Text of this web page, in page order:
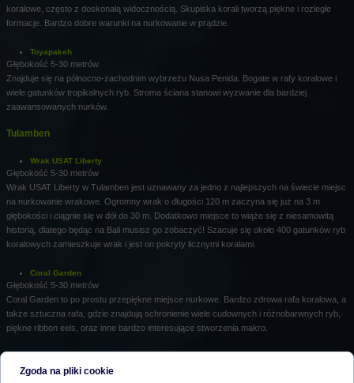
koralowe, często z doskonałą widocznością. Skupiska korali tworzą piękne i rozległe
formacje. Bardzo dobre warunki na nurkowanie w prądzie.
Toyapakeh
Głębokość 5-30 metrów
Znajduje się na północno-zachodnim wybrzeżu Nusa Penida. Bogate w rafy koralowe i
wiele gatunków tropikalnych ryb. Stroma ściana stanowi wyzwanie dla bardziej
zaawansowanych nurków.
Tulamben
Wrak USAT Liberty
Głębokość 5-30 metrów
Wrak USAT Liberty w Tulamben jest uznawany za jedno z najlepszych na świecie miejsc
na nurkowanie wrakowe. Ogromny wrak o długości 120 m zaczyna się już na 3 m
głębokości i ciągnie się w dół do 30 m. Dodatkowo miejsce to wiąże się z niesamowitą
historią, dlatego będąc na Bali musisz go zobaczyć! Szacuje się około 400 gatunków ryb
koralowych zamieszkuje wrak i jest on pokryty licznymi koralami.
Coral Garden
Głębokość 5-30 metrów
Coral Garden to po prostu przepiękne miejsce nurkowe. Bardzo zdrowa rafa koralowa, a
także sztuczna rafa, gdzie znajdują schronienie wiele cudownych i różnobarwnych ryb,
piękne ribbon eels, oraz inne bardzo interesujące stworzenia makro.
Głębokość 5-30 metrów
Zgoda na pliki cookie